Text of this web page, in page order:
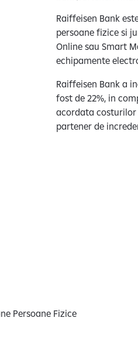
Raiffeisen Bank
persoane fizice si
Online sau Smart
echipamente
Raiffeisen Bank a
fost de 22%, in
acordata
partener de
Persoane Fizice